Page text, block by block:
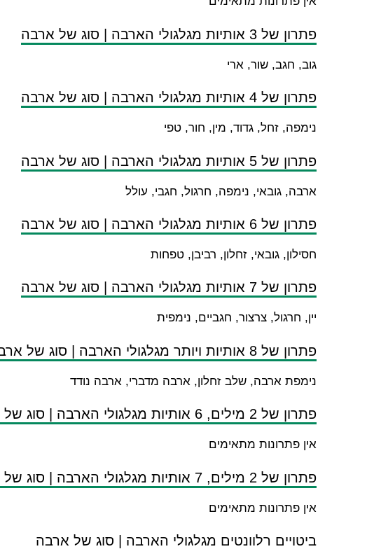
פתרון של 3 אותיות מגלגולי הארבה | סוג של ארבה
גוב, חגב, שור, ארי
פתרון של 4 אותיות מגלגולי הארבה | סוג של ארבה
נימפה, זחל, גדוד, מין, חור, טפי
פתרון של 5 אותיות מגלגולי הארבה | סוג של ארבה
ארבה, גובאי, נימפה, חרגול, חגבי, עולל
פתרון של 6 אותיות מגלגולי הארבה | סוג של ארבה
חסילון, גובאי, זחלון, רביבן, טפחות
פתרון של 7 אותיות מגלגולי הארבה | סוג של ארבה
יין, חרגול, צרצור, חגביים, נימפית
פתרון של 8 אותיות ויותר מגלגולי הארבה | סוג של ארבה
נימפת ארבה, שלב זחלון, ארבה מדברי, ארבה נודד
פתרון של 2 מילים, 6 אותיות מגלגולי הארבה | סוג של ארבה
אין פתרונות מתאימים
פתרון של 2 מילים, 7 אותיות מגלגולי הארבה | סוג של ארבה
אין פתרונות מתאימים
ביטויים רלוונטים מגלגולי הארבה | סוג של ארבה